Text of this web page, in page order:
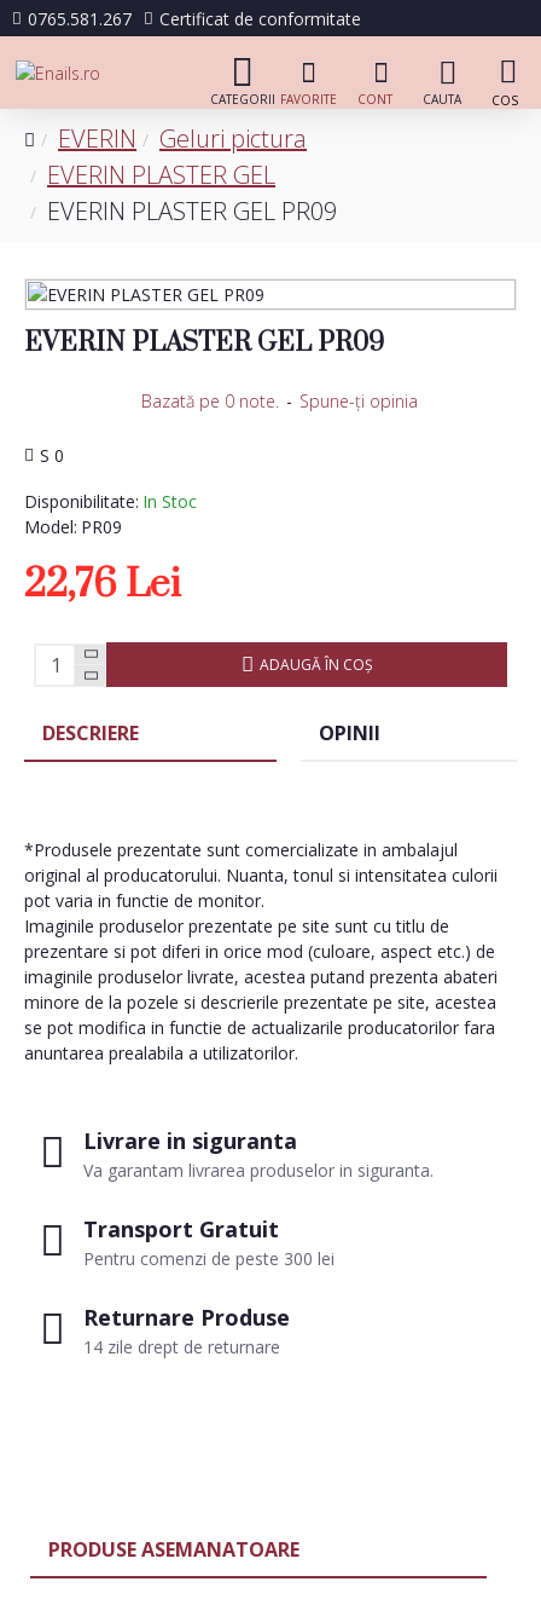
0765.581.267 Certificat de conformitate
EVERIN
Geluri pictura
EVERIN PLASTER GEL
EVERIN PLASTER GEL PR09
EVERIN PLASTER GEL PR09
Disponibilitate: In Stoc
Model: PR09
S 0
Bazată pe 0 note. - Spune-ţi opinia
22,76 Lei
ADAUGĂ ÎN COŞ
Livrare in siguranta
Va garantam livrarea produselor in siguranta.
Transport Gratuit
Pentru comenzi de peste 300 lei
Returnare Produse
14 zile drept de returnare
DESCRIERE OPINII
*Produsele prezentate sunt comercializate in ambalajul
original al producatorului. Nuanta, tonul si intensitatea culorii
pot varia in functie de monitor.
Imaginile produselor prezentate pe site sunt cu titlu de
prezentare si pot diferi in orice mod (culoare, aspect etc.) de
imaginile produselor livrate, acestea putand prezenta abateri
minore de la pozele si descrierile prezentate pe site, acestea
se pot modifica in functie de actualizarile producatorilor fara
anuntarea prealabila a utilizatorilor.
PRODUSE ASEMANATOARE